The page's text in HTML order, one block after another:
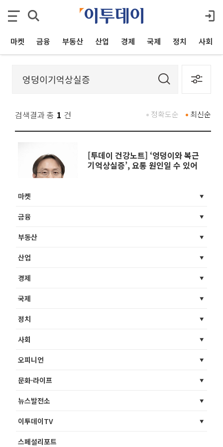
마켓 금융 부동산 산업 경제 국제 정치 사회
검색결과 총 1 건 최신순
정확도순
[투데이 건강노트] ‘엉덩이와 복근
기억상실증’, 요통 원인일 수 있어
마켓
금융
부동산
산업
경제
국제
정치
사회
오피니언
문화·라이프
뉴스발전소
이투데이TV
스페셜리포트